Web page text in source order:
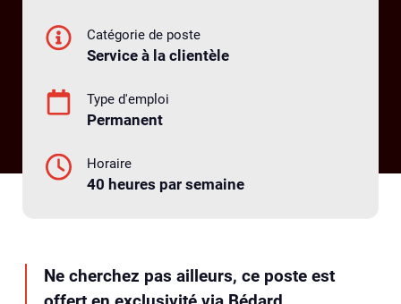
Catégorie de poste
Service à la clientèle
Type d'emploi
Permanent
Horaire
40 heures par semaine
Ne cherchez pas ailleurs, ce poste est